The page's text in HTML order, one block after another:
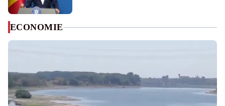
ECONOMIE